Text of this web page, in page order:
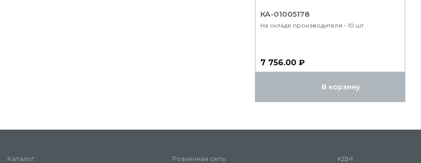
КА-01005178
На складе производителя - 10 шт
7 756.00 ₽
В корзину
Каталог Розничная сеть КДМ